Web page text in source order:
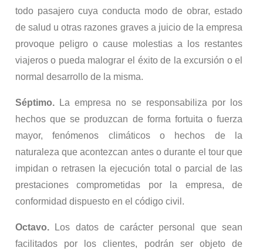
todo pasajero cuya conducta modo de obrar, estado
de salud u otras razones graves a juicio de la empresa
provoque peligro o cause molestias a los restantes
viajeros o pueda malograr el éxito de la excursión o el
normal desarrollo de la misma.
Séptimo.La empresa no se responsabiliza por los
hechos que se produzcan de forma fortuita o fuerza
mayor, fenómenos climáticos o hechos de la
naturaleza que acontezcan antes o durante el tour que
impidan o retrasen la ejecución total o parcial de las
prestaciones comprometidas por la empresa, de
conformidad dispuesto en el código civil.
Octavo.Los datos de carácter personal que sean
facilitados por los clientes, podrán ser objeto de